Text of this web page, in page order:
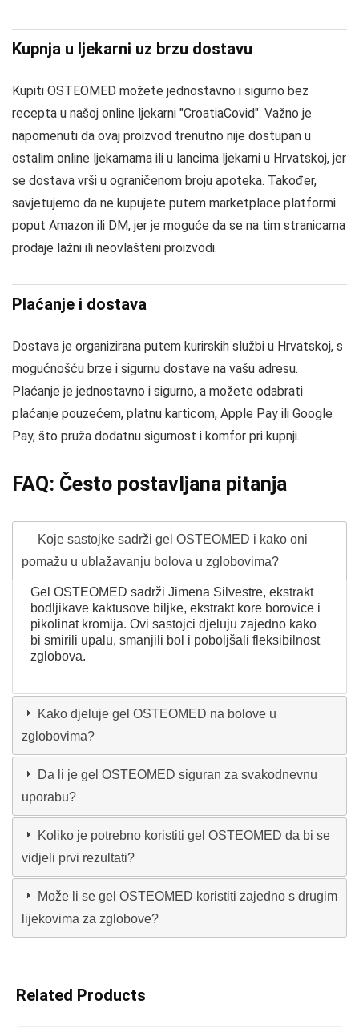
Kupnja u ljekarni uz brzu dostavu
Kupiti OSTEOMED možete jednostavno i sigurno bez
recepta u našoj online ljekarni "CroatiaCovid". Važno je
napomenuti da ovaj proizvod trenutno nije dostupan u
ostalim online ljekarnama ili u lancima ljekarni u Hrvatskoj, jer
se dostava vrši u ograničenom broju apoteka. Također,
savjetujemo da ne kupujete putem marketplace platformi
poput Amazon ili DM, jer je moguće da se na tim stranicama
prodaje lažni ili neovlašteni proizvodi.
Plaćanje i dostava
Dostava je organizirana putem kurirskih službi u Hrvatskoj, s
mogućnošću brze i sigurnu dostave na vašu adresu.
Plaćanje je jednostavno i sigurno, a možete odabrati
plaćanje pouzećem, platnu karticom, Apple Pay ili Google
Pay, što pruža dodatnu sigurnost i komfor pri kupnji.
FAQ: Često postavljana pitanja
Koje sastojke sadrži gel OSTEOMED i kako oni
pomažu u ublažavanju bolova u zglobovima?
Gel OSTEOMED sadrži Jimena Silvestre, ekstrakt
bodljikave kaktusove biljke, ekstrakt kore borovice i
pikolinat kromija. Ovi sastojci djeluju zajedno kako
bi smirili upalu, smanjili bol i poboljšali fleksibilnost
zglobova.
Kako djeluje gel OSTEOMED na bolove u
zglobovima?
Da li je gel OSTEOMED siguran za svakodnevnu
uporabu?
Koliko je potrebno koristiti gel OSTEOMED da bi se
vidjeli prvi rezultati?
Može li se gel OSTEOMED koristiti zajedno s drugim
lijekovima za zglobove?
Related Products